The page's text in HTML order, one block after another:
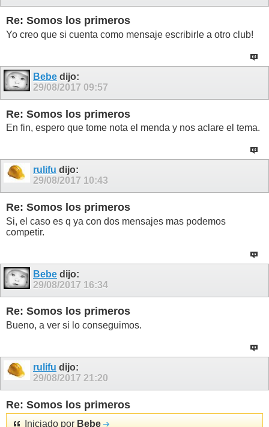
Re: Somos los primeros
Yo creo que si cuenta como mensaje escribirle a otro club!
Bebe dijo:
29/08/2017 09:57
Re: Somos los primeros
En fin, espero que tome nota el menda y nos aclare el tema.
rulifu dijo:
29/08/2017 10:43
Re: Somos los primeros
Si, el caso es q ya con dos mensajes mas podemos
competir.
Bebe dijo:
29/08/2017 16:34
Re: Somos los primeros
Bueno, a ver si lo conseguimos.
rulifu dijo:
29/08/2017 21:20
Re: Somos los primeros
Iniciado por Bebe